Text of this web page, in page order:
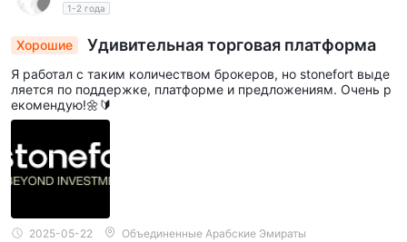
1-2 года
Хорошие Удивительная торговая платформа
Я работал с таким количеством брокеров, но stonefort выде
ляется по поддержке, платформе и предложениям. Очень р
екомендую!🌼🔰
2025-05-22 Объединенные Арабские Эмираты